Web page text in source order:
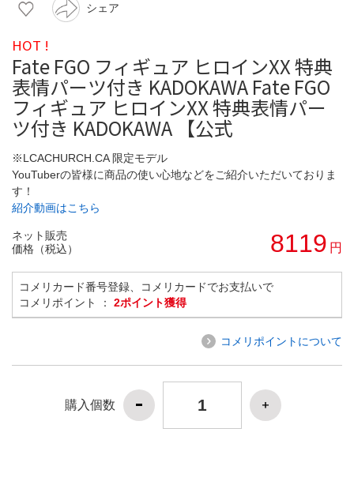
シェア
HOT !
Fate FGO フィギュア ヒロインXX 特典
表情パーツ付き KADOKAWA Fate FGO
フィギュア ヒロインXX 特典表情パー
ツ付き KADOKAWA 【公式
※LCACHURCH.CA 限定モデル
YouTuberの皆様に商品の使い心地などをご紹介いただいておりま
す！
紹介動画はこちら
ネット販売
価格（税込）
8119 円
コメリカード番号登録、コメリカードでお支払いで
コメリポイント ： 2ポイント獲得
コメリポイントについて
購入個数